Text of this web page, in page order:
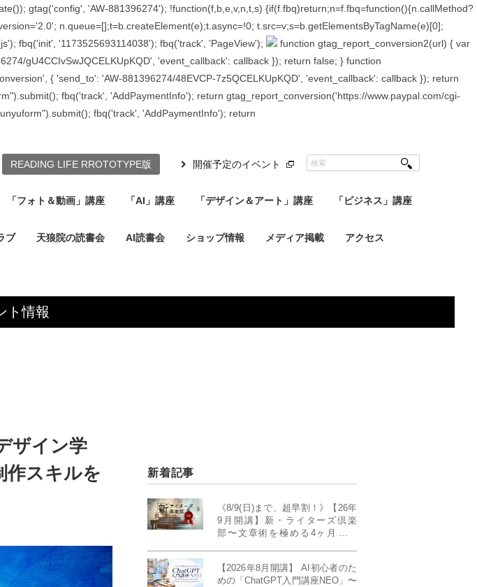
gtag('config', 'AW-881396274'); !function(f,b,e,v,n,t,s) {if(f.fbq)return;n=f.fbq=function(){n.callMethod?
n.queue=[];t=b.createElement(e);t.async=!0; t.src=v;s=b.getElementsByTagName(e)[0];
fbq('init', '1173525693114038'); fbq('track', 'PageView');
function gtag_report_conversion2(url) { var
gU4CCIvSwJQCELKUpKQD', 'event_callback': callback }); return false; } function
{ 'send_to': 'AW-881396274/48EVCP-7z5QCELKUpKQD', 'event_callback': callback }); return
fbq('track', 'AddPaymentInfo'); return gtag_report_conversion('https://www.paypal.com/cgi-
fbq('track', 'AddPaymentInfo'); return
「フォト＆動画」講座 「AI」講座 「デザイン＆アート」講座 「ビジネス」講座
ブ 天狼院の読書会 AI読書会 ショップ情報 メディア掲載 アクセス
READING LIFE RROTOTYPE版 開催予定のイベント
ト情報
ザイン学
作スキルを
新着記事
《8/9(日)まで、超早割！》【26年
9月開講】新・ライターズ倶楽
部〜文章術を極める4ヶ月講義
【2026年8月開講】 AI初心者のた
めの「ChatGPT入門講座NEO」〜